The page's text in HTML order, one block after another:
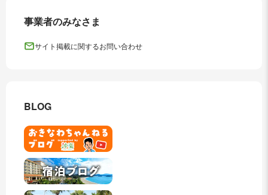
事業者のみなさま
サイト掲載に関するお問い合わせ
BLOG